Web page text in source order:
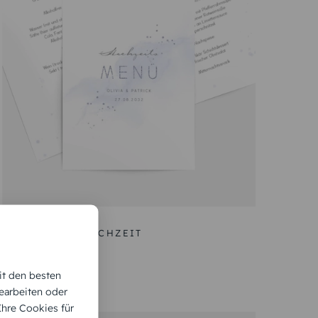
die während der Feier serviert werden. Eine
gestaltete Hochzeitsmenükarten sorgen
Hochzeitspapeterie wieelegante
goldene Akzente oder schlichtes Weiß –
und ansprechendem Design werden
perfekt auf die Tischdekoration
Verwenden Sie auch passende Elemente
den besten
oder
Cookies für